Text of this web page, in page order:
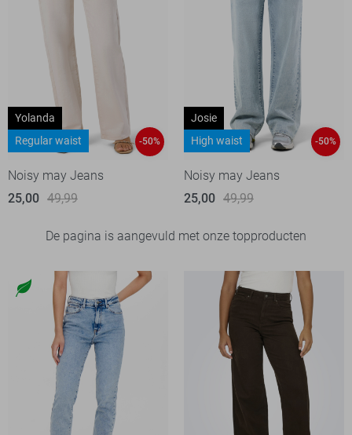
Yolanda
Regular waist
-50%
Noisy may Jeans
25,00 49,99
Josie
High waist
-50%
Noisy may Jeans
25,00 49,99
De pagina is aangevuld met onze topproducten